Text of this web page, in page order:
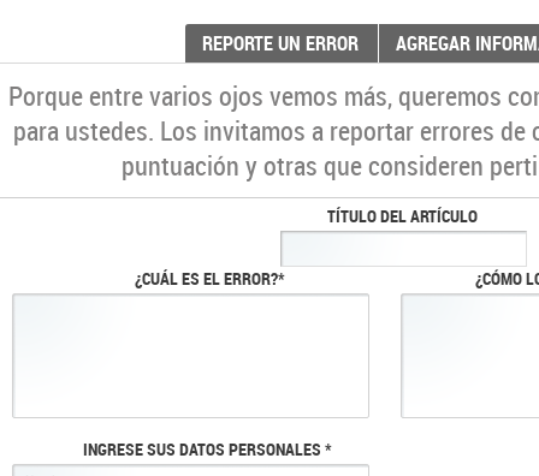
REPORTE UN ERROR AGREGAR
Porque entre varios ojos vemos más, queremos
para ustedes. Los invitamos a reportar errores
puntuación y otras que consideren
TÍTULO DEL ARTÍCULO
¿CUÁL ES EL ERROR?* ¿CÓMO
INGRESE SUS DATOS PERSONALES *